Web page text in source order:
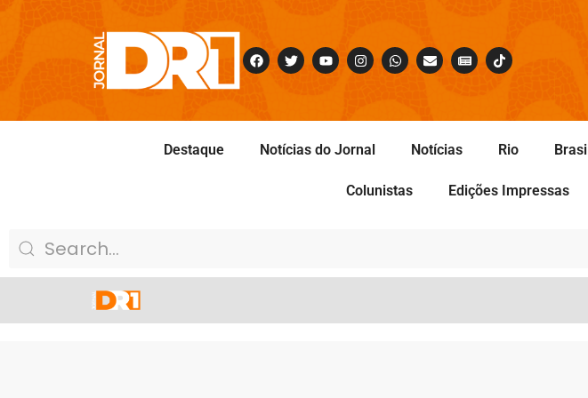
Destaque Notícias do Jornal Notícias Rio Brasil
Colunistas Edições Impressas